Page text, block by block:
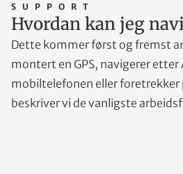
SUPPORT
Hvordan kan jeg
Dette kommer først og fremst
montert en GPS, navigerer etter
mobiltelefonen eller
beskriver vi de vanligste